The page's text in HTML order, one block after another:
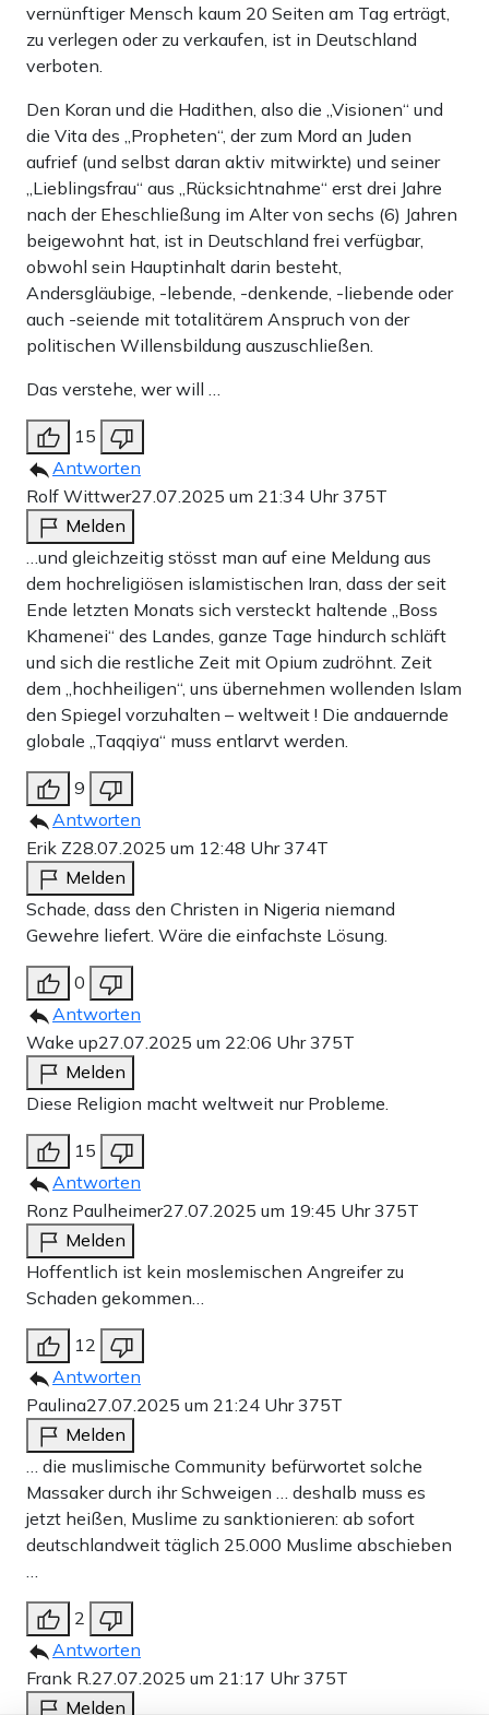
vernünftiger Mensch kaum 20 Seiten am Tag erträgt,
zu verlegen oder zu verkaufen, ist in Deutschland
verboten.
Den Koran und die Hadithen, also die „Visionen“ und
die Vita des „Propheten“, der zum Mord an Juden
aufrief (und selbst daran aktiv mitwirkte) und seiner
„Lieblingsfrau“ aus „Rücksichtnahme“ erst drei Jahre
nach der Eheschließung im Alter von sechs (6) Jahren
beigewohnt hat, ist in Deutschland frei verfügbar,
obwohl sein Hauptinhalt darin besteht,
Andersgläubige, -lebende, -denkende, -liebende oder
auch -seiende mit totalitärem Anspruch von der
politischen Willensbildung auszuschließen.
Das verstehe, wer will …
15
Antworten
Rolf Wittwer27.07.2025 um 21:34 Uhr375T
Melden
…und gleichzeitig stösst man auf eine Meldung aus
dem hochreligiösen islamistischen Iran, dass der seit
Ende letzten Monats sich versteckt haltende „Boss
Khamenei“ des Landes, ganze Tage hindurch schläft
und sich die restliche Zeit mit Opium zudröhnt. Zeit
dem „hochheiligen“, uns übernehmen wollenden Islam
den Spiegel vorzuhalten – weltweit ! Die andauernde
globale „Taqqiya“ muss entlarvt werden.
9
Antworten
Erik Z28.07.2025 um 12:48 Uhr374T
Melden
Schade, dass den Christen in Nigeria niemand
Gewehre liefert. Wäre die einfachste Lösung.
0
Antworten
Wake up27.07.2025 um 22:06 Uhr375T
Melden
Diese Religion macht weltweit nur Probleme.
15
Antworten
Ronz Paulheimer27.07.2025 um 19:45 Uhr375T
Melden
Hoffentlich ist kein moslemischen Angreifer zu
Schaden gekommen…
12
Antworten
Paulina27.07.2025 um 21:24 Uhr375T
Melden
… die muslimische Community befürwortet solche
Massaker durch ihr Schweigen … deshalb muss es
jetzt heißen, Muslime zu sanktionieren: ab sofort
deutschlandweit täglich 25.000 Muslime abschieben
…
2
Antworten
Frank R.27.07.2025 um 21:17 Uhr375T
Melden